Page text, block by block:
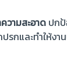
วามสะอาด ปกป้
รกและทำให้งา